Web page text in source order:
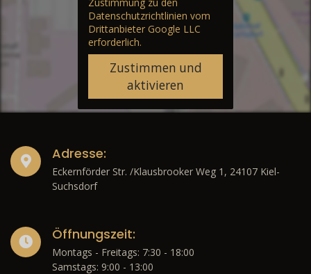
Datenschutzrichtlinien vom
Drittanbieter Google LLC
erforderlich.
Zustimmen und
aktivieren
Adresse:
Eckernförder Str. /Klausbrooker Weg 1, 24107 Kiel-
Suchsdorf
Öffnungszeit:
Montags - Freitags: 7:30 - 18:00
Samstags: 9:00 - 13:00